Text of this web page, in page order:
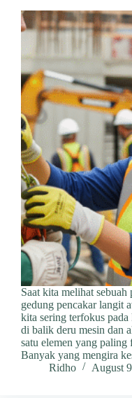
Saat kita melihat
gedung pencakar langit
kita sering terfokus
di balik deru mesin dan
satu elemen yang paling
Banyak yang mengira
Ridho
August